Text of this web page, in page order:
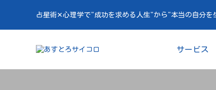
占星術✕心理学で"成功を求める人生"から"本当の自分を
サービス